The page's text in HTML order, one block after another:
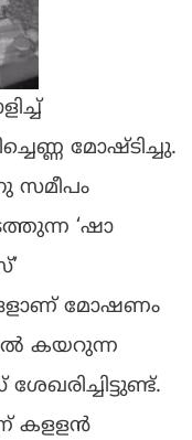
മോഷ്ടിച്ചു.
സമീപം
‘ഷാ
മോഷണം
കയറുന്ന
കളളൻ